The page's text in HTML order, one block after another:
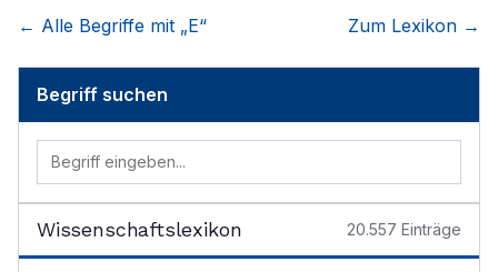
← Alle Begriffe mit „E“ Zum Lexikon →
Begriff suchen
Wissenschaftslexikon 20.557 Einträge